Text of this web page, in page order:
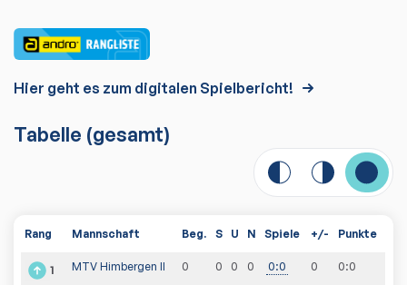
Hier geht es zum digitalen Spielbericht!
Tabelle (gesamt)
Rang Mannschaft Beg. S U N Spiele +/- Punkte
1 MTV Himbergen II 0 0 0 0 0:0 0 0:0